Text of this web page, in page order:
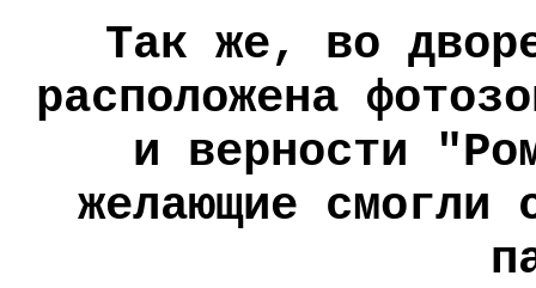
Так же, во
расположена
и верности
желающие смогли